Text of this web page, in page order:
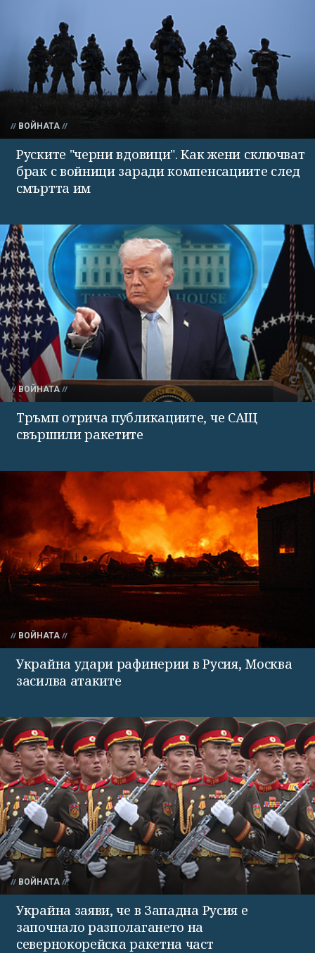
ВОЙНАТА
Руските "черни вдовици". Как жени сключват
брак с войници заради компенсациите след
смъртта им
ВОЙНАТА
Тръмп отрича публикациите, че САЩ
свършили ракетите
ВОЙНАТА
Украйна удари рафинерии в Русия, Москва
засилва атаките
ВОЙНАТА
Украйна заяви, че в Западна Русия е
започнало разполагането на
севернокорейска ракетна част